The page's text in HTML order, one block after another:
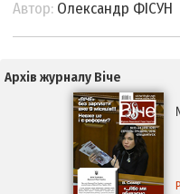
Автор: Олександр ФІСУН
Архів журналу Віче